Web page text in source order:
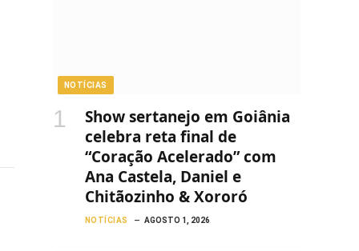
NOTÍCIAS
Show sertanejo em Goiânia
celebra reta final de
“Coração Acelerado” com
Ana Castela, Daniel e
Chitãozinho & Xororó
NOTÍCIAS AGOSTO 1, 2026